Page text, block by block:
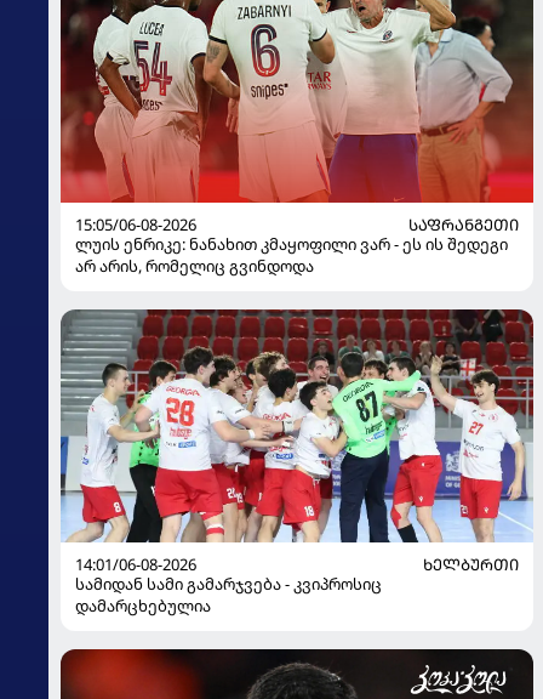
15:05/06-08-2026
ᲡᲐᲤᲠᲐᲜᲒᲔᲗᲘ
ლუის ენრიკე: ნანახით კმაყოფილი ვარ - ეს ის შედეგი
არ არის, რომელიც გვინდოდა
14:01/06-08-2026
ᲮᲔᲚᲑᲣᲠᲗᲘ
სამიდან სამი გამარჯვება - კვიპროსიც
დამარცხებულია